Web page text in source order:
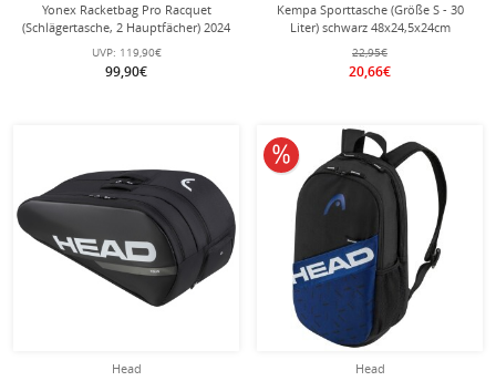
Yonex Racketbag Pro Racquet
(Schlägertasche, 2 Hauptfächer) 2024
schwarz 6er
UVP: 119,90€
99,90€
Kempa Sporttasche (Größe S - 30
Liter) schwarz 48x24,5x24cm
22,95€
20,66€
Head
Head
10% reduziert